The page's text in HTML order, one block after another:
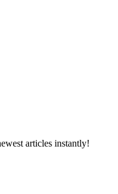
articles instantly!